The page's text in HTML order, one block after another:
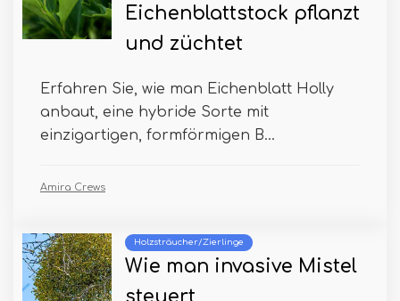
Eichenblattstock pflanzt
und züchtet
Erfahren Sie, wie man Eichenblatt Holly
anbaut, eine hybride Sorte mit
einzigartigen, formförmigen B...
Amira Crews
Holzsträucher/Zierlinge
Wie man invasive Mistel